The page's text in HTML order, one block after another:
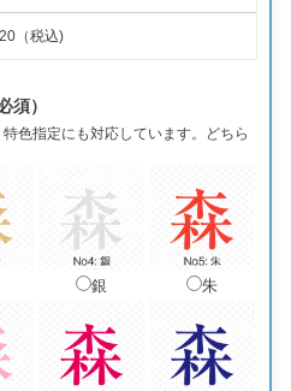
（税込)
須）
色指定にも対応しています。どちら
銀 朱